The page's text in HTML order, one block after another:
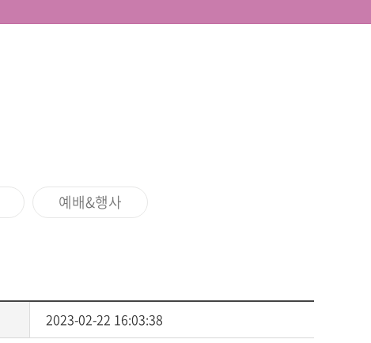
다문화교육복지대학원
예배&행사
2023-02-22 16:03:38